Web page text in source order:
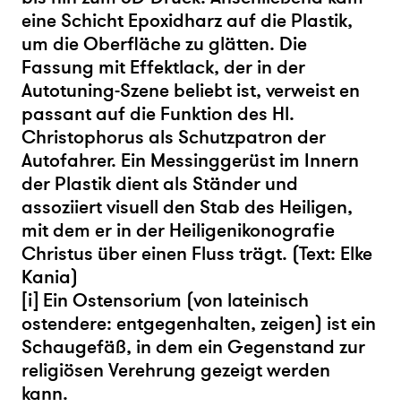
eine Schicht Epoxidharz auf die Plastik,
um die Oberfläche zu glätten. Die
Fassung mit Effektlack, der in der
Autotuning-Szene beliebt ist, verweist en
passant auf die Funktion des Hl.
Christophorus als Schutzpatron der
Autofahrer. Ein Messinggerüst im Innern
der Plastik dient als Ständer und
assoziiert visuell den Stab des Heiligen,
mit dem er in der Heiligenikonografie
Christus über einen Fluss trägt. (Text: Elke
Kania)
[i] Ein Ostensorium (von lateinisch
ostendere: entgegenhalten, zeigen) ist ein
Schaugefäß, in dem ein Gegenstand zur
religiösen Verehrung gezeigt werden
kann.